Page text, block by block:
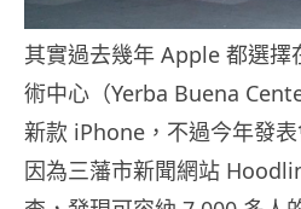
其實過去幾年 Apple 都選擇
術中心（Yerba Buena
新款 iPhone，不過今年發
因為三藩市新聞網站